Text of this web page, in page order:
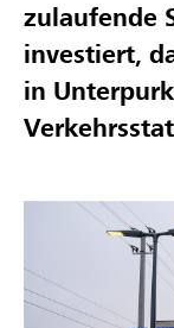
zulaufende
investiert,
in